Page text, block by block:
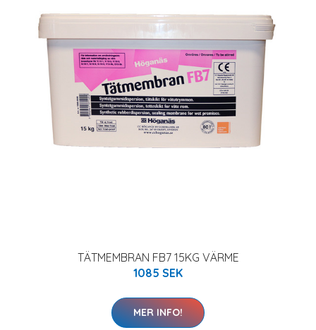
TÄTMEMBRAN FB7 15KG VÄRME
1085 SEK
MER INFO!